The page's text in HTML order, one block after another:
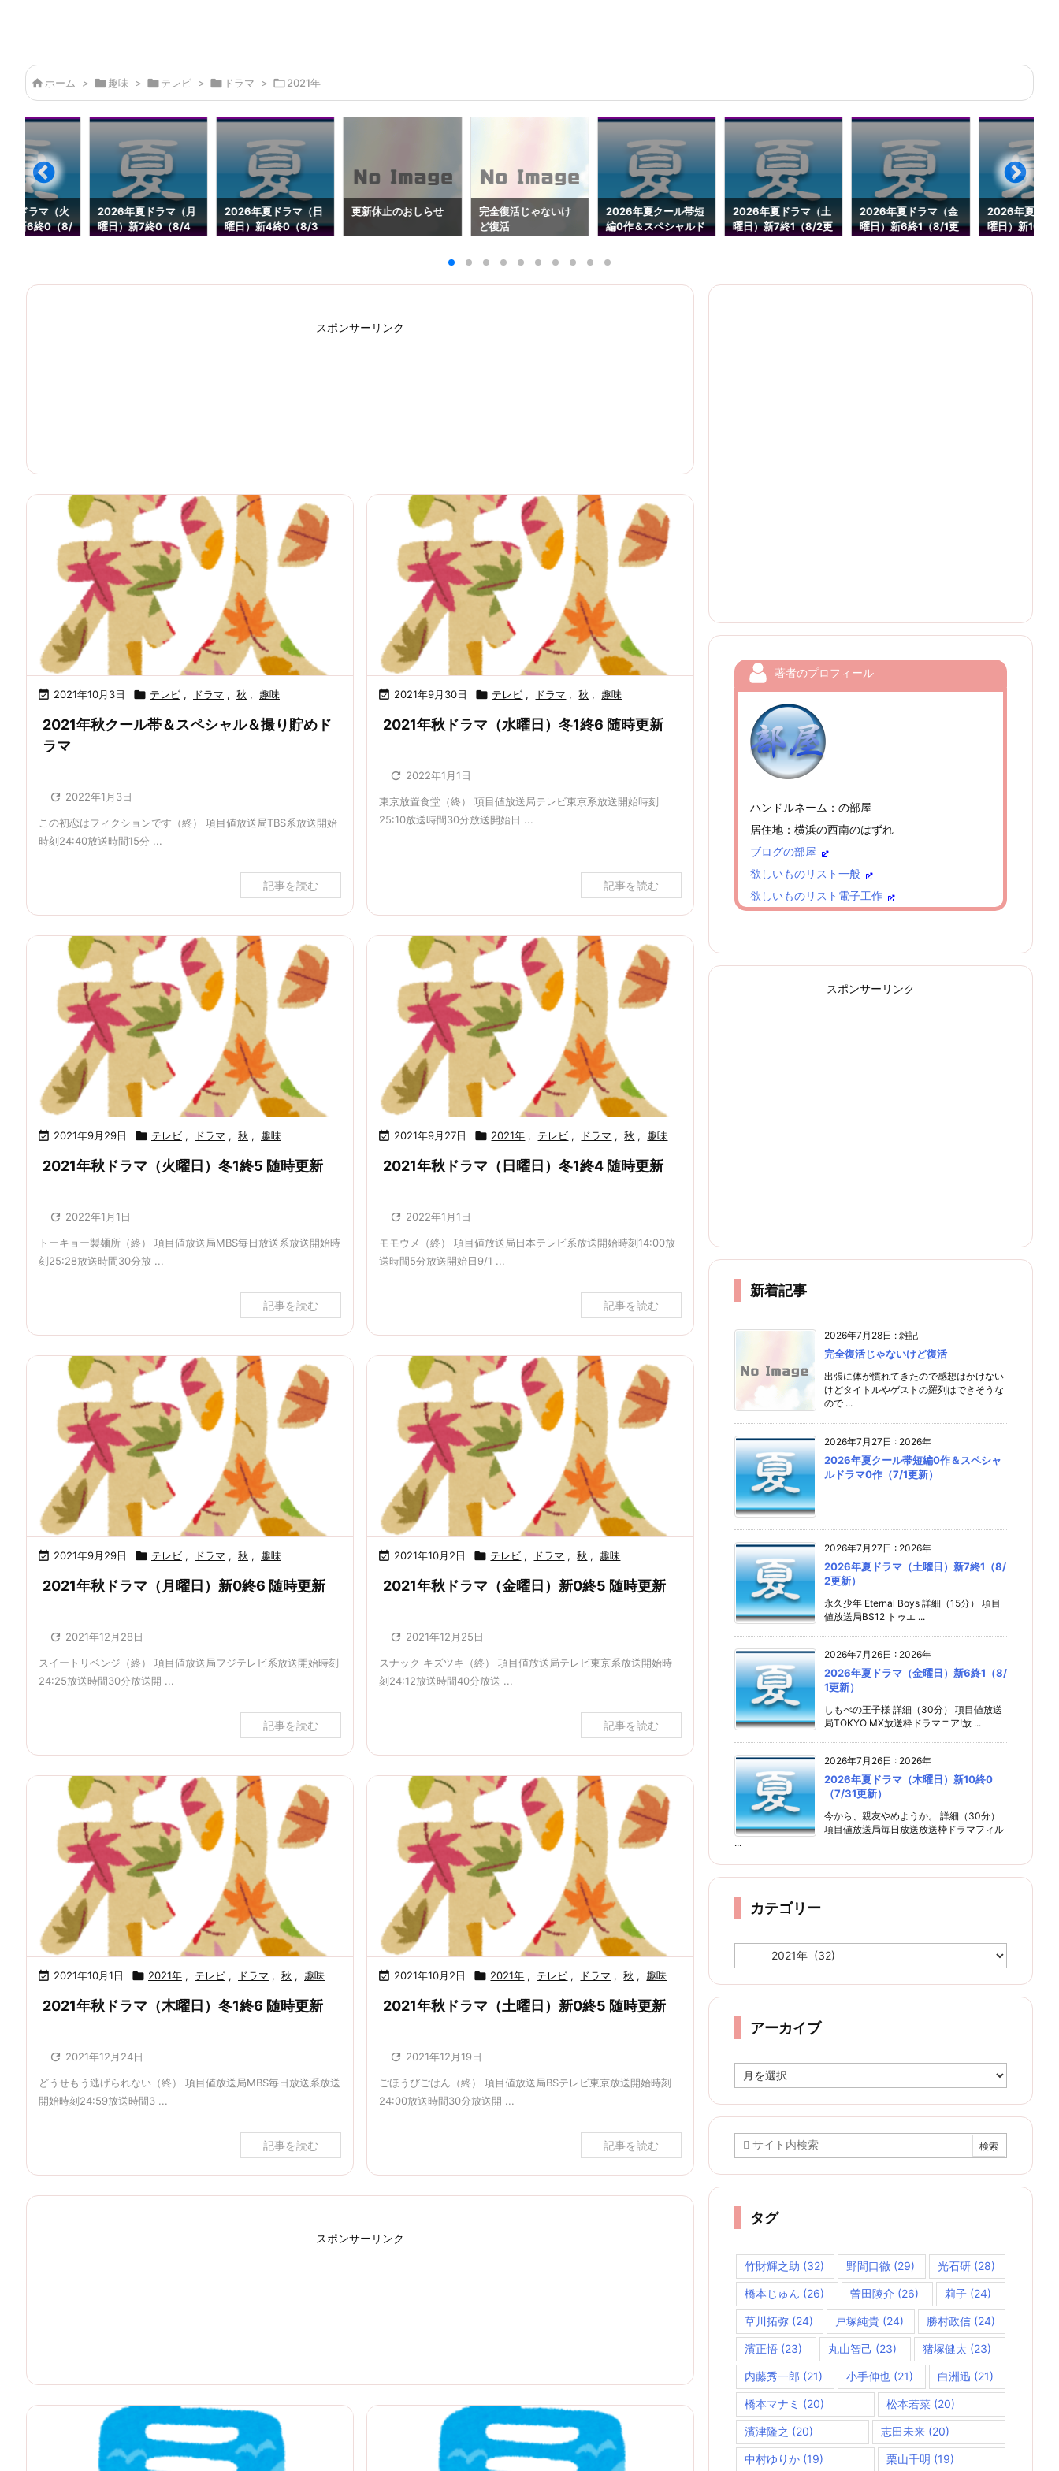
 ホーム > 趣味 > テレビ >  ドラマ > 2021年
夏ドラマ（火
1新6終0（8/
2026年夏ドラマ（月
曜日）新7終0（8/4
2026年夏ドラマ（日
曜日）新4終0（8/3
更新休止のおしらせ
完全復活じゃないけ
ど復活
2026年夏クール帯短
編0作＆スペシャルド
2026年夏ドラマ（土
曜日）新7終1（8/2更
2026年夏ドラマ（金
曜日）新6終1（8/1更
2026年夏ドラ
曜日）新10終
スポンサーリンク
 2021年10月3日  テレビ , ドラマ , 秋 , 趣味
2021年秋クール帯＆スペシャル＆撮り貯めド
ラマ
 2022年1月3日
この初恋はフィクションです（終） 項目値放送局TBS系放送開始
時刻24:40放送時間15分 ...
記事を読む
 2021年9月30日  テレビ , ドラマ , 秋 , 趣味
2021年秋ドラマ（水曜日）冬1終6 随時更新
 2022年1月1日
東京放置食堂（終） 項目値放送局テレビ東京系放送開始時刻
25:10放送時間30分放送開始日 ...
記事を読む
 2021年9月29日  テレビ , ドラマ , 秋 , 趣味
2021年秋ドラマ（火曜日）冬1終5 随時更新
 2022年1月1日
トーキョー製麺所（終） 項目値放送局MBS毎日放送系放送開始時
刻25:28放送時間30分放 ...
記事を読む
 2021年9月27日  2021年 , テレビ , ドラマ , 秋 , 趣味
2021年秋ドラマ（日曜日）冬1終4 随時更新
 2022年1月1日
モモウメ（終） 項目値放送局日本テレビ系放送開始時刻14:00放
送時間5分放送開始日9/1 ...
記事を読む
 2021年9月29日  テレビ , ドラマ , 秋 , 趣味
2021年秋ドラマ（月曜日）新0終6 随時更新
 2021年12月28日
スイートリベンジ（終） 項目値放送局フジテレビ系放送開始時刻
24:25放送時間30分放送開 ...
記事を読む
 2021年10月2日  テレビ , ドラマ , 秋 , 趣味
2021年秋ドラマ（金曜日）新0終5 随時更新
 2021年12月25日
スナック キズツキ（終） 項目値放送局テレビ東京系放送開始時
刻24:12放送時間40分放送 ...
記事を読む
 2021年10月1日  2021年 , テレビ , ドラマ , 秋 , 趣味
2021年秋ドラマ（木曜日）冬1終6 随時更新
 2021年12月24日
どうせもう逃げられない（終） 項目値放送局MBS毎日放送系放送
開始時刻24:59放送時間3 ...
記事を読む
 2021年10月2日  2021年 , テレビ , ドラマ , 秋 , 趣味
2021年秋ドラマ（土曜日）新0終5 随時更新
 2021年12月19日
ごほうびごはん（終） 項目値放送局BSテレビ東京放送開始時刻
24:00放送時間30分放送開 ...
記事を読む
スポンサーリンク
著者のプロフィール
ハンドルネーム：の部屋
居住地：横浜の西南のはずれ
ブログの部屋
欲しいものリスト一般
欲しいものリスト電子工作
スポンサーリンク
新着記事
2026年7月28日 : 雑記
完全復活じゃないけど復活
出張に体が慣れてきたので感想はかけない
けどタイトルやゲストの羅列はできそうな
ので ...
2026年7月27日 : 2026年
2026年夏クール帯短編0作＆スペシャ
ルドラマ0作（7/1更新）
2026年7月27日 : 2026年
2026年夏ドラマ（土曜日）新7終1（8/
2更新）
永久少年 Eternal Boys 詳細（15分） 項目
値放送局BS12 トゥエ ...
2026年7月26日 : 2026年
2026年夏ドラマ（金曜日）新6終1（8/
1更新）
しもべの王子様 詳細（30分） 項目値放送
局TOKYO MX放送枠ドラマニア!放 ...
2026年7月26日 : 2026年
2026年夏ドラマ（木曜日）新10終0
（7/31更新）
今から、親友やめようか。 詳細（30分）
項目値放送局毎日放送放送枠ドラマフィル
...
カテゴリー
テ
リ
アーカイブ
ー
イ
タグ
竹財輝之助 (32) 野間口徹 (29) 光石研(28)
橋本じゅん (26) 曽田陵介 (26) 莉子 (24)
草川拓弥 (24) 戸塚純貴 (24) 勝村政信(24)
濱正悟 (23) 丸山智己 (23) 猪塚健太 (23)
内藤秀一郎 (21) 小手伸也 (21) 白洲迅 (21)
橋本マナミ (20) 松本若菜 (20)
濱津隆之 (20) 志田未来 (20)
中村ゆりか (19) 栗山千明 (19)